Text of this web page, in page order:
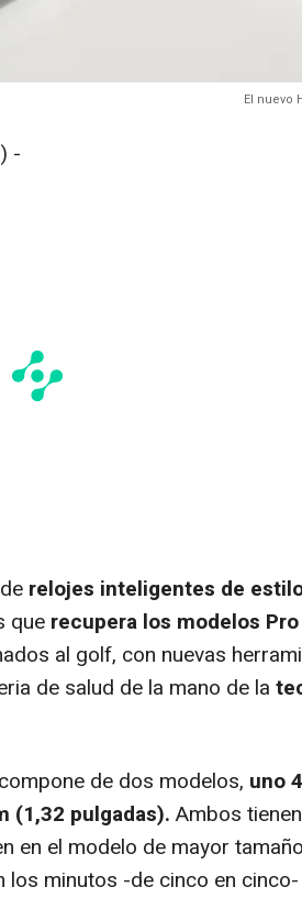
El nuevo
-
relojes inteligentes de
que recupera los modelos Pro
al golf, con nuevas
de salud de la mano de la
de dos modelos, uno
(1,32 pulgadas). Ambos
en el modelo de mayor
minutos -de cinco en